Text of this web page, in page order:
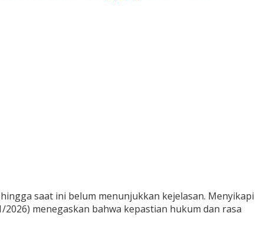
saat ini belum menunjukkan kejelasan. Menyikapi
2026) menegaskan bahwa kepastian hukum dan rasa